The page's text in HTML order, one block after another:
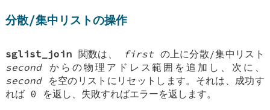
分散/集中リストの操作
sglist_join 関数は、 firstの上に分散/集中リスト
secondからの物理アドレス範囲を追加し、次に、
secondを空のリストにリセットします。それは、成功す
れば 0 を返し、失敗すればエラーを返します。